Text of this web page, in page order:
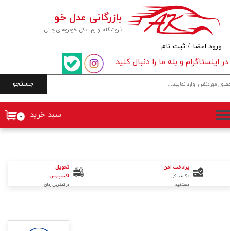
فروشگاه لوازم یدکی خودروهای چینی
بازرگانی عدل خو
جستجو
۰ سبد خرید
در اینستاگرام و بله ما را دنبال کنید
ورود اعضا / ثبت نام
حساب کاربری من
تغییر گذر واژه
سفارشات
خروج از حساب کاربری
تحویل
اکسپرس
در کمترین زمان
پرادخت امن
درگاه بانکی
مستقیم